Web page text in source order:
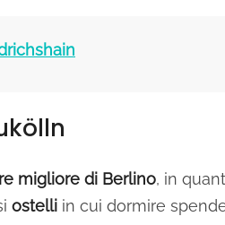
migliore di Berlino, in
ostelli in cui dormire